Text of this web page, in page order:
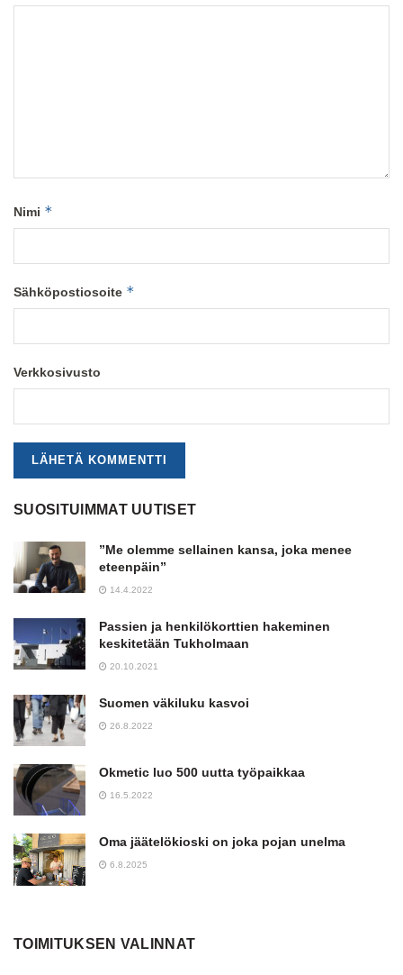
Nimi *
Sähköpostiosoite *
Verkkosivusto
SUOSITUIMMAT UUTISET
”Me olemme sellainen kansa, joka menee
eteenpäin”
14.4.2022
Passien ja henkilökorttien hakeminen
keskitetään Tukholmaan
20.10.2021
Suomen väkiluku kasvoi
26.8.2022
Okmetic luo 500 uutta työpaikkaa
16.5.2022
Oma jäätelökioski on joka pojan unelma
6.8.2025
TOIMITUKSEN VALINNAT